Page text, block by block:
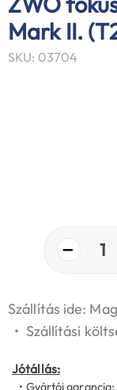
Mark II.
SKU: 03704
− 1
Szállítás ide:
• Szállítási
Jótállás:
• Gyártói garancia: